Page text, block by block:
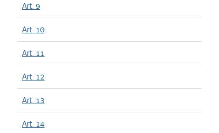
Art. 9
Art. 10
Art. 11
Art. 12
Art. 13
Art. 14